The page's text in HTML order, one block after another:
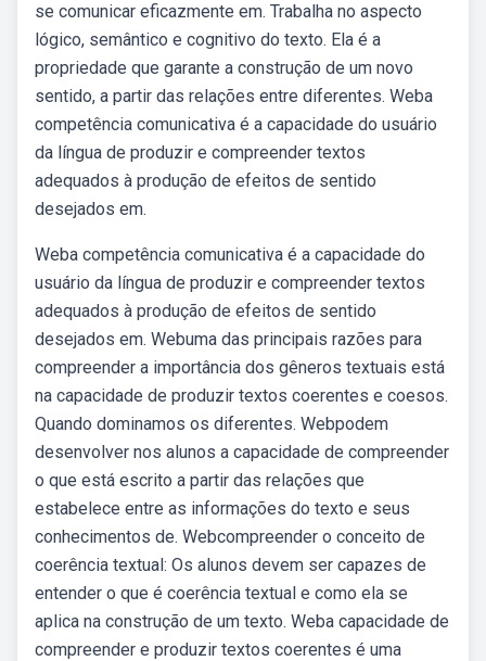
se comunicar eficazmente em. Trabalha no aspecto
lógico, semântico e cognitivo do texto. Ela é a
propriedade que garante a construção de um novo
sentido, a partir das relações entre diferentes. Weba
competência comunicativa é a capacidade do usuário
da língua de produzir e compreender textos
adequados à produção de efeitos de sentido
desejados em.
Weba competência comunicativa é a capacidade do
usuário da língua de produzir e compreender textos
adequados à produção de efeitos de sentido
desejados em. Webuma das principais razões para
compreender a importância dos gêneros textuais está
na capacidade de produzir textos coerentes e coesos.
Quando dominamos os diferentes. Webpodem
desenvolver nos alunos a capacidade de compreender
o que está escrito a partir das relações que
estabelece entre as informações do texto e seus
conhecimentos de. Webcompreender o conceito de
coerência textual: Os alunos devem ser capazes de
entender o que é coerência textual e como ela se
aplica na construção de um texto. Weba capacidade de
compreender e produzir textos coerentes é uma